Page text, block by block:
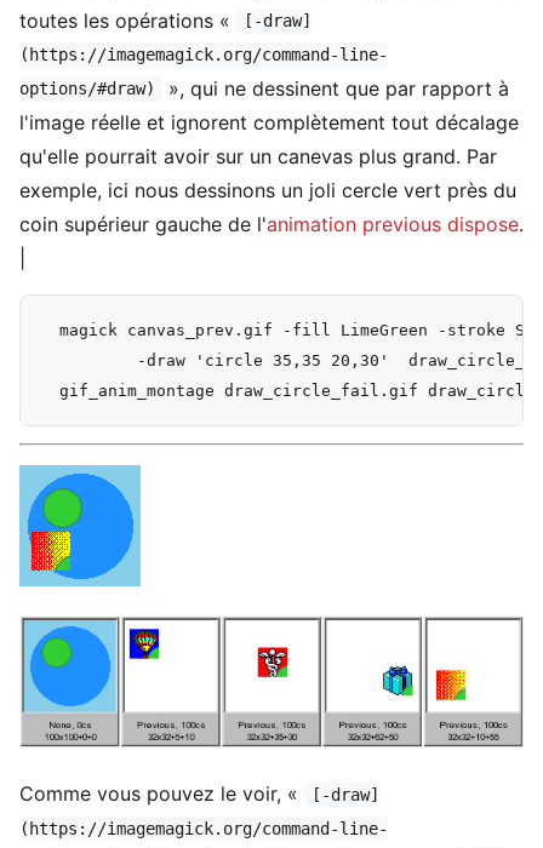
toutes les opérations «
[-draw]
(https://imagemagick.org/command-line-
options/#draw)
», qui ne dessinent que par rapport à
l'image réelle et ignorent complètement tout décalage
qu'elle pourrait avoir sur un canevas plus grand. Par
exemple, ici nous dessinons un joli cercle vert près du
coin supérieur gauche de l'animation previous dispose.
magick canvas_prev.gif -fill LimeGreen -stroke
-draw 'circle 35,35 20,30'
Comme vous pouvez le voir, «
[-draw]
(https://imagemagick.org/command-line-